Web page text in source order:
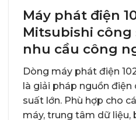
Máy phát điện
Mitsubishi
nhu cầu công
Dòng máy phát điện
là giải pháp nguồn
suất lớn. Phù hợp cho
máy, trung tâm dữ liệu,